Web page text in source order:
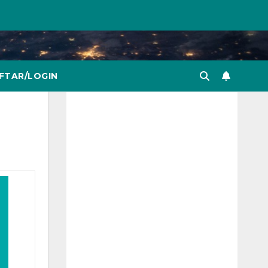
LOGIN